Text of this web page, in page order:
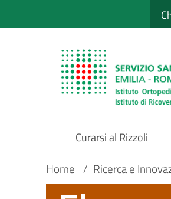
al
Sito Web
Main
Curarsi al Rizzoli
Main container
Briciole
Home / Ricerca e